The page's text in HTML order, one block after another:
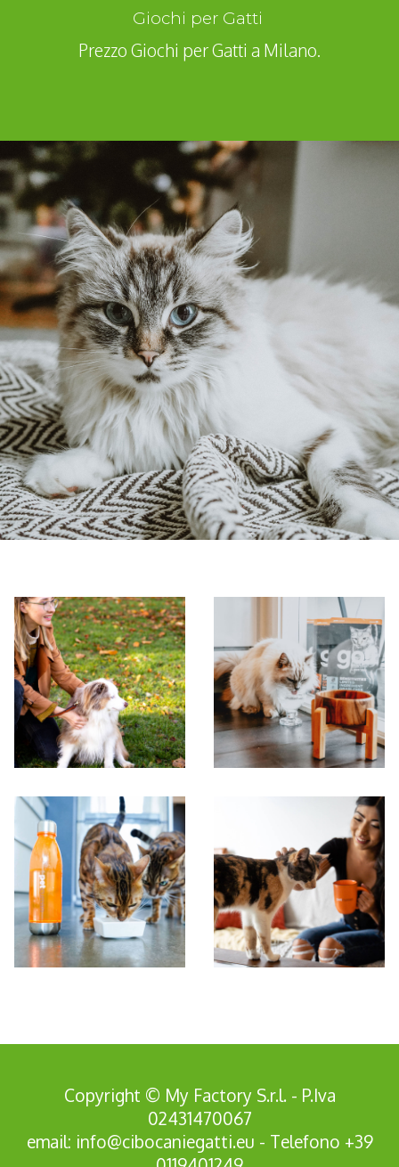
Giochi per Gatti
Prezzo Giochi per Gatti a Milano.
Copyright © My Factory S.r.l. - P.Iva
02431470067
email: info@cibocaniegatti.eu - Telefono +39